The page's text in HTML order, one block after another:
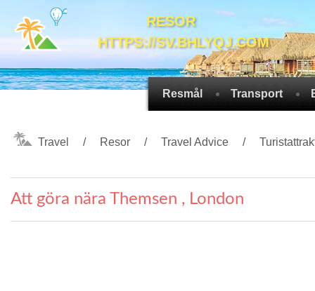
RESOR
HTTPS://SV.BHLYQJ.COM
Resmål Transport
Travel Resor Travel Advice
Att göra nära Themsen , London